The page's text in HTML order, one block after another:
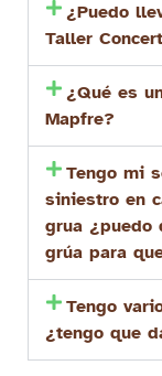
¿Puedo
Taller
¿Qué es
Mapfre?
Tengo mi
siniestro en
grua
grúa para
Tengo
¿tengo que